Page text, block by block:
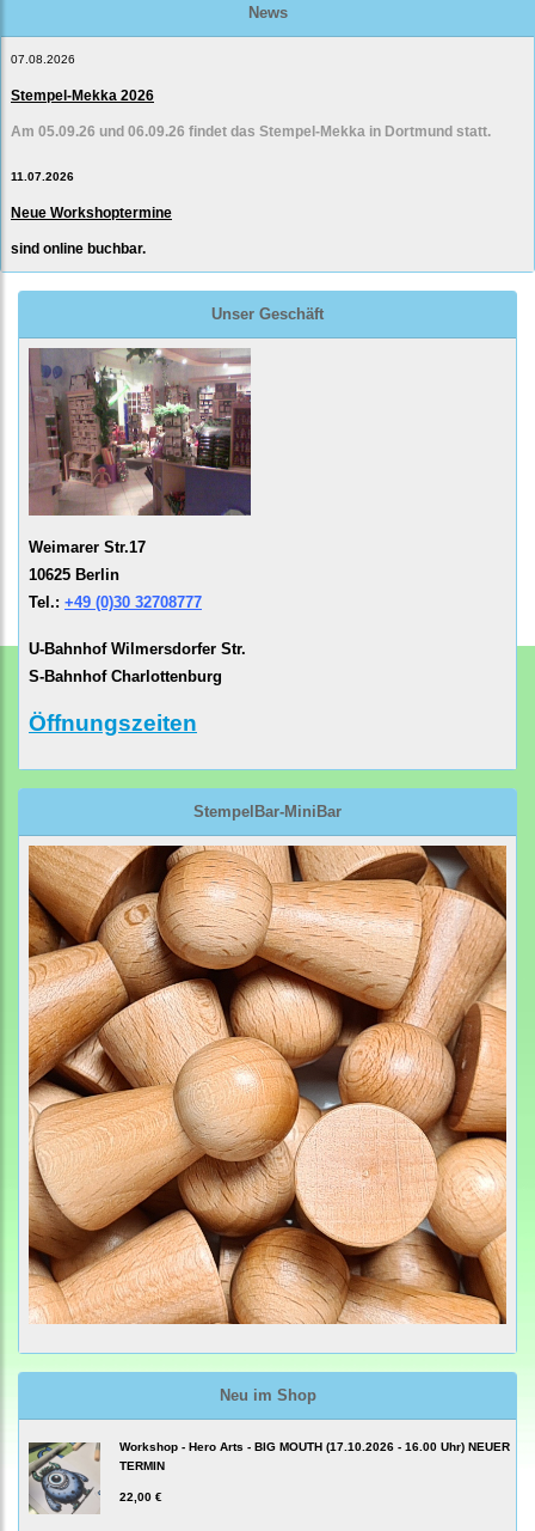
News
07.08.2026
Stempel-Mekka 2026
Am 05.09.26 und 06.09.26 findet das Stempel-Mekka in Dortmund statt.
11.07.2026
Neue Workshoptermine
sind online buchbar.
Unser Geschäft
Weimarer Str.17
10625 Berlin
Tel.: +49 (0)30 32708777
U-Bahnhof Wilmersdorfer Str.
S-Bahnhof Charlottenburg
Öffnungszeiten
StempelBar-MiniBar
Neu im Shop
Workshop - Hero Arts - BIG MOUTH (17.10.2026 - 16.00 Uhr) NEUER
TERMIN
22,00 €